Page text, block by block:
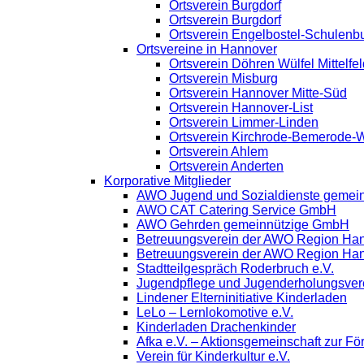
Ortsverein Burgdorf
Ortsverein Burgdorf
Ortsverein Engelbostel-
Ortsvereine in Hannover
Ortsverein Döhren Wülfel
Ortsverein Misburg
Ortsverein Hannover Mitte-Süd
Ortsverein Hannover-List
Ortsverein Limmer-Linden
Ortsverein Kirchrode-Bemerode-
Ortsverein Ahlem
Ortsverein Anderten
Korporative Mitglieder
AWO Jugend und Sozialdienste
AWO CAT Catering Service GmbH
AWO Gehrden gemeinnützige GmbH
Betreuungsverein der AWO Region
Betreuungsverein der AWO Region
Stadtteilgespräch Roderbruch e.V.
Jugendpflege und
Lindener Elterninitiative Kinderladen
LeLo – Lernlokomotive e.V.
Kinderladen Drachenkinder
Afka e.V. – Aktionsgemeinschaft zur
Verein für Kinderkultur e.V.